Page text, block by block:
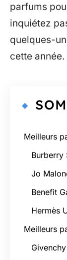
parfums
inquiétez
quelques-
cette année.
Meilleurs
Burberry
Jo
Benefit
Hermès
Meilleurs